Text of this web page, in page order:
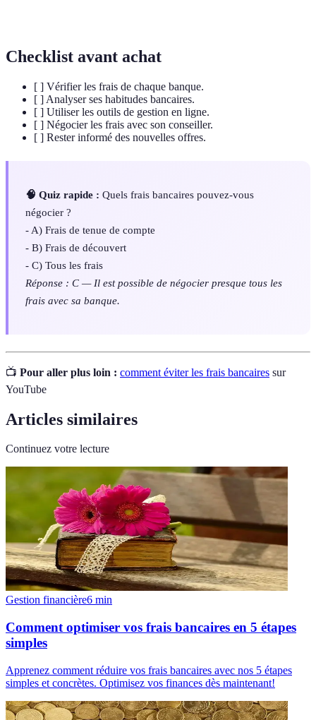
Checklist avant achat
[ ] Vérifier les frais de chaque banque.
[ ] Analyser ses habitudes bancaires.
[ ] Utiliser les outils de gestion en ligne.
[ ] Négocier les frais avec son conseiller.
[ ] Rester informé des nouvelles offres.
🧠 Quiz rapide : Quels frais bancaires pouvez-vous
négocier ?
- A) Frais de tenue de compte
- B) Frais de découvert
- C) Tous les frais
Réponse : C — Il est possible de négocier presque tous les
frais avec sa banque.
📺 Pour aller plus loin : comment éviter les frais bancaires sur
YouTube
Articles similaires
Continuez votre lecture
Gestion financière6 min
Comment optimiser vos frais bancaires en 5 étapes
simples
Apprenez comment réduire vos frais bancaires avec nos 5 étapes
simples et concrètes. Optimisez vos finances dès maintenant!